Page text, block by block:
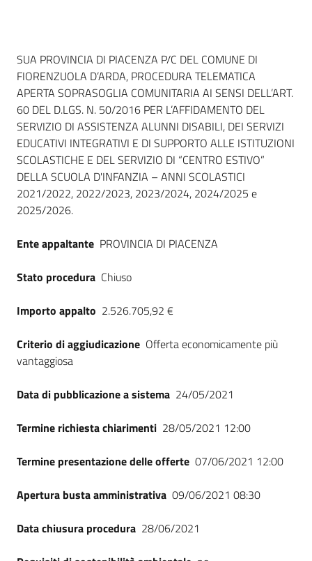
Dati del bando
SUA PROVINCIA DI PIACENZA P/C DEL COMUNE DI
FIORENZUOLA D’ARDA, PROCEDURA TELEMATICA
APERTA SOPRASOGLIA COMUNITARIA AI SENSI DELL’ART.
60 DEL D.LGS. N. 50/2016 PER L’AFFIDAMENTO DEL
SERVIZIO DI ASSISTENZA ALUNNI DISABILI, DEI SERVIZI
EDUCATIVI INTEGRATIVI E DI SUPPORTO ALLE ISTITUZIONI
SCOLASTICHE E DEL SERVIZIO DI “CENTRO ESTIVO”
DELLA SCUOLA D'INFANZIA – ANNI SCOLASTICI
2021/2022, 2022/2023, 2023/2024, 2024/2025 e
2025/2026.
Ente appaltante PROVINCIA DI PIACENZA
Stato procedura Chiuso
Importo appalto 2.526.705,92 €
Criterio di aggiudicazione Offerta economicamente più
vantaggiosa
Data di pubblicazione a sistema 24/05/2021
Termine richiesta chiarimenti 28/05/2021 12:00
Termine presentazione delle offerte 07/06/2021 12:00
Apertura busta amministrativa 09/06/2021 08:30
Data chiusura procedura 28/06/2021